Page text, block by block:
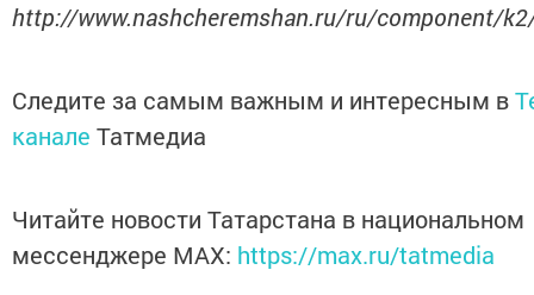
http://www.nashcheremshan.ru/ru/component/
Следите за самым важным и интересным в
канале Татмедиа
Читайте новости Татарстана в национальном
мессенджере MАХ: https://max.ru/tatmedia